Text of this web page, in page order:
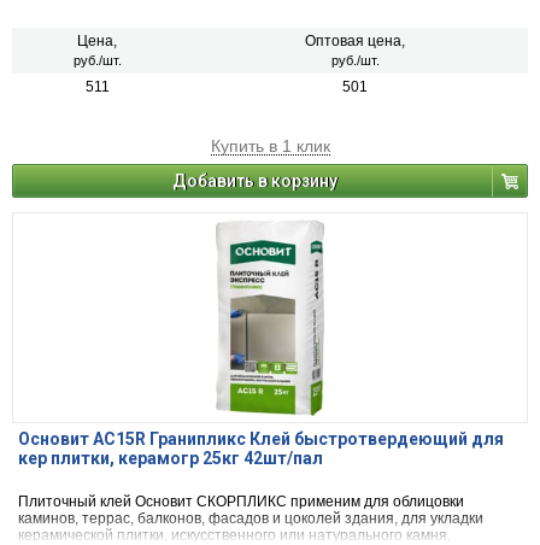
Цена,
руб./шт.
Оптовая цена,
руб./шт.
511 501
Купить в 1 клик
Добавить в корзину
Основит AC15R Гранипликс Клей быстротвердеющий для
кер плитки, керамогр 25кг 42шт/пал
Плиточный клей Основит СКОРПЛИКС применим для облицовки
каминов, террас, балконов, фасадов и цоколей здания, для укладки
керамической плитки, искусственного или натурального камня,